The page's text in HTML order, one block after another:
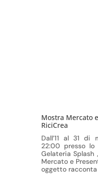
Mostra Mercato
RiciCrea
Dall’11 al 31 di
22:00 presso lo
Gelateria Splash
Mercato e
oggetto racconta